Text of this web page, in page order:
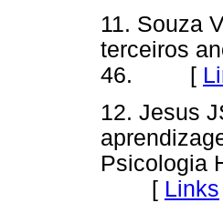
11. Souza
terceiros
46. [
12. Jesus
Psicologia
[ Links